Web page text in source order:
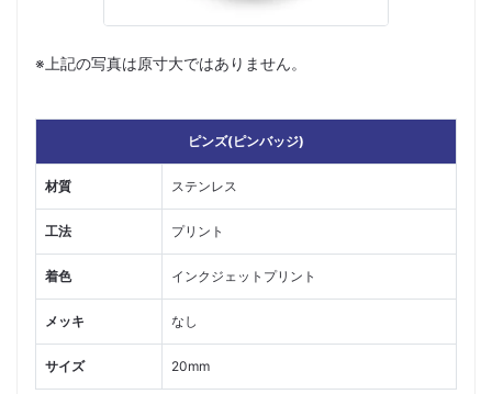
※上記の写真は原寸大ではありません。
ピンズ(ピンバッジ)
材質 ステンレス
工法 プリント
着色 インクジェットプリント
メッキ なし
サイズ 20mm